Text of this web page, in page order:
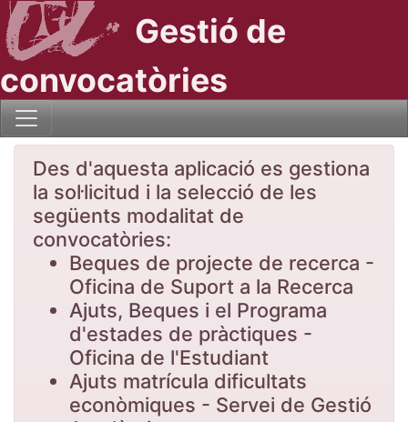
Gestió de
convocatòries
Des d'aquesta aplicació es gestiona
la sol·licitud i la selecció de les
següents modalitat de
convocatòries:
Beques de projecte de recerca -
Oficina de Suport a la Recerca
Ajuts, Beques i el Programa
d'estades de pràctiques -
Oficina de l'Estudiant
Ajuts matrícula dificultats
econòmiques - Servei de Gestió